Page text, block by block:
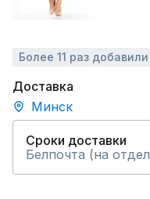
Более 11 раз
Доставка
Минск
Сроки доставки
Белпочта (на